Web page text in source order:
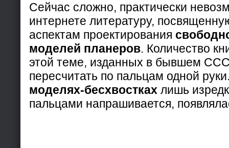
Сейчас сложно, практически
интернете литературу,
аспектам проектирования
моделей планеров. Количество
этой теме, изданных в бывшем
пересчитать по пальцам одной
моделях-бесхвостках лишь
пальцами напрашивается,